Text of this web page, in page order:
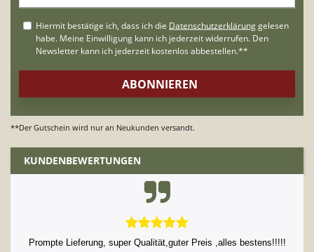
**Der Gutschein wird nur an Neukunden versandt.
KUNDENBEWERTUNGEN
Prompte Lieferung, super Qualität,guter Preis ,alles bestens!!!!!